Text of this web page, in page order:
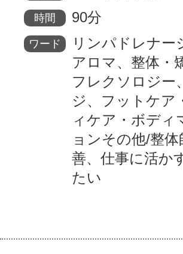
時間 90分
ワード
リンパドレナー
アロマ、整体・
フレクソロジー
ジ、フットケア
ィケア・ボディ
ョンその他/整
善、仕事に活か
たい